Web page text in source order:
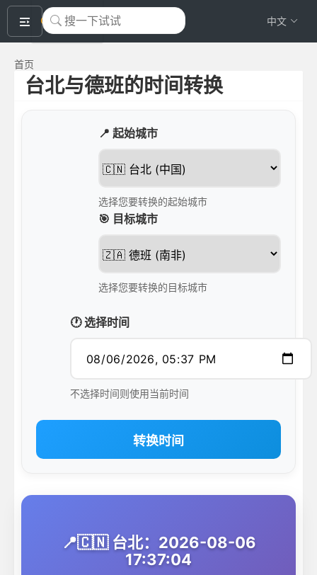
okeyTool 中文
首页
台北与德班的时间转换
📍 起始城市
选择您要转换的起始城市
🎯 目标城市
选择您要转换的目标城市
🕐 选择时间
不选择时间则使用当前时间
转换时间
📍🇨🇳 台北：2026-08-06
17:37:04